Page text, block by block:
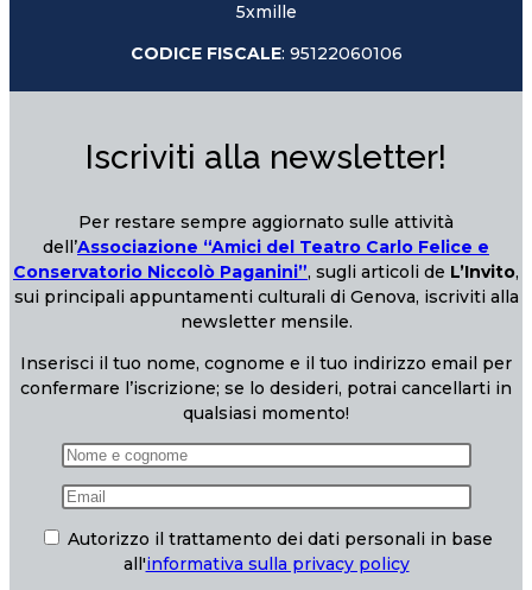
5xmille
CODICE FISCALE: 95122060106
Iscriviti alla newsletter!
Per restare sempre aggiornato sulle attività
dell’Associazione “Amici del Teatro Carlo Felice e
Conservatorio Niccolò Paganini”, sugli articoli de L’Invito,
sui principali appuntamenti culturali di Genova, iscriviti alla
newsletter mensile.
Inserisci il tuo nome, cognome e il tuo indirizzo email per
confermare l’iscrizione; se lo desideri, potrai cancellarti in
qualsiasi momento!
Autorizzo il trattamento dei dati personali in base
all'informativa sulla privacy policy